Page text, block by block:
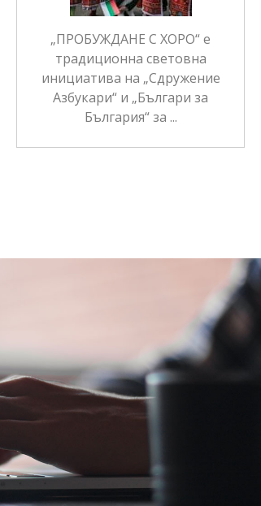
„ПРОБУЖДАНЕ С ХОРО“ е
традиционна световна
инициатива на „Сдружение
Азбукари“ и „Българи за
България“ за ...